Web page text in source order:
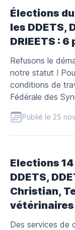
Élections
les DDETS,
DRIEETS :
Refusons le
notre statut !
conditions de
Fédérale des
Publié le 25
Elections
DDETS,
Christian,
vétérinaires
Des services de